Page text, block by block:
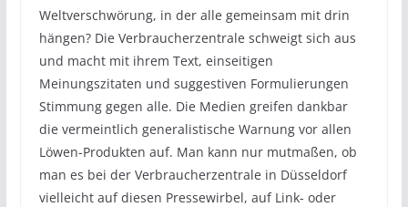
Weltverschwörung, in der alle gemeinsam mit drin
hängen? Die Verbraucherzentrale schweigt sich aus
und macht mit ihrem Text, einseitigen
Meinungszitaten und suggestiven Formulierungen
Stimmung gegen alle. Die Medien greifen dankbar
die vermeintlich generalistische Warnung vor allen
Löwen-Produkten auf. Man kann nur mutmaßen, ob
man es bei der Verbraucherzentrale in Düsseldorf
vielleicht auf diesen Pressewirbel, auf Link- oder